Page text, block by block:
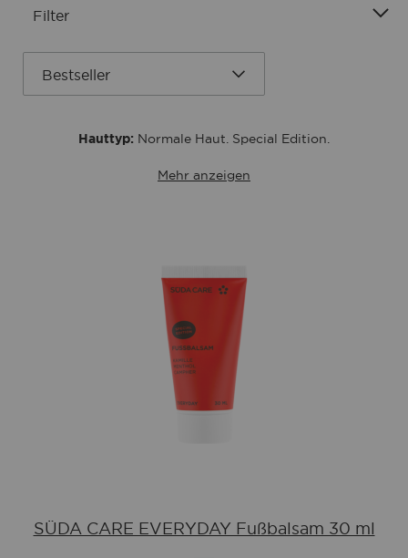
Filter
Hauttyp: Normale Haut. Special Edition.
Mehr anzeigen
SÜDA CARE EVERYDAY Fußbalsam 30 ml